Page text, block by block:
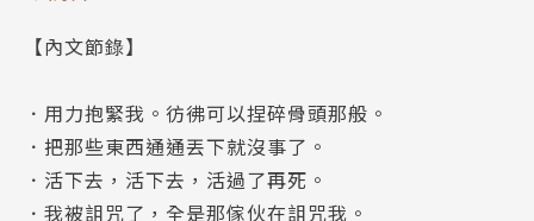
【內文節錄】
．用力抱緊我。彷彿可以捏碎骨頭那般。
．把那些東西通通丟下就沒事了。
．活下去，活下去，活過了再死。
．我被詛咒了，全是那傢伙在詛咒我。